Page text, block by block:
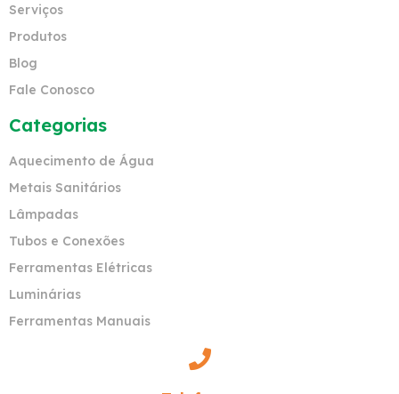
Serviços
Produtos
Blog
Fale Conosco
Categorias
Aquecimento de Água
Metais Sanitários
Lâmpadas
Tubos e Conexões
Ferramentas Elétricas
Luminárias
Ferramentas Manuais